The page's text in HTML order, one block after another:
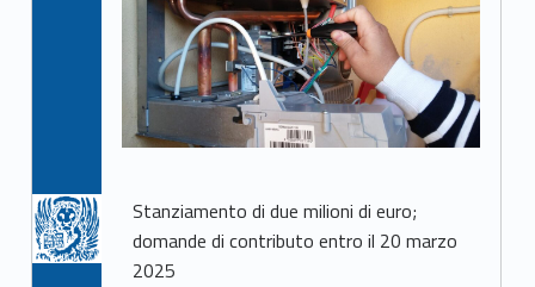
Stanziamento di due milioni di euro;
domande di contributo entro il 20 marzo
2025